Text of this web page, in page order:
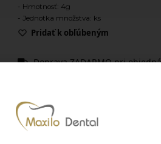
- Hmotnosť: 4g
- Jednotka množstva: ks
Pridať k obľúbeným
Doprava ZADARMO pri